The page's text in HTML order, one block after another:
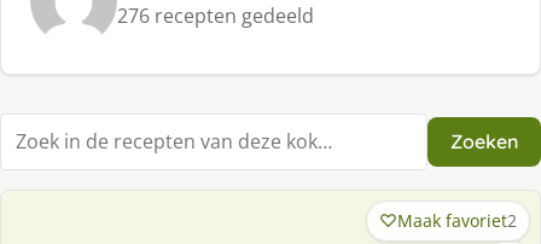
276 recepten gedeeld
Zoek in recepten Zoeken
Maak favoriet2